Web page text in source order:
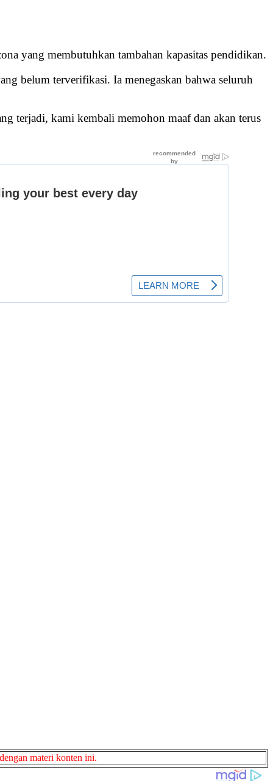
yang membutuhkan tambahan kapasitas pendidikan.
belum terverifikasi. Ia menegaskan bahwa seluruh
terjadi, kami kembali memohon maaf dan akan terus
materi konten ini.